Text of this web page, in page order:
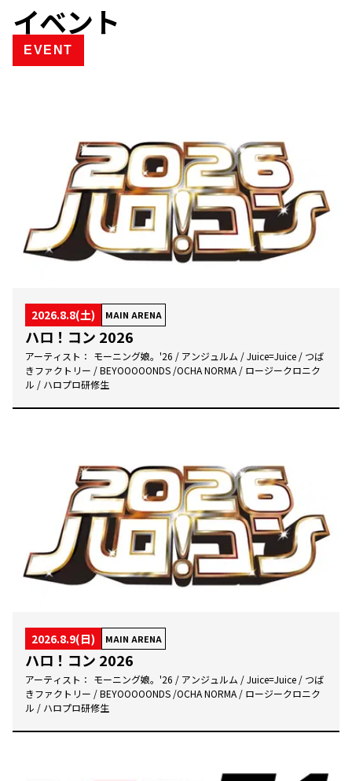
イベント
EVENT
2026.8.8(土) MAIN ARENA
ハロ！コン 2026
アーティスト： モーニング娘。'26 / アンジュルム / Juice=Juice / つば
きファクトリー / BEYOOOOONDS /OCHA NORMA / ロージークロニク
ル / ハロプロ研修生
2026.8.9(日) MAIN ARENA
ハロ！コン 2026
アーティスト： モーニング娘。'26 / アンジュルム / Juice=Juice / つば
きファクトリー / BEYOOOOONDS /OCHA NORMA / ロージークロニク
ル / ハロプロ研修生